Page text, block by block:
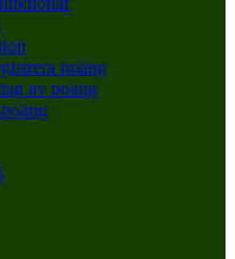
poäng
av poäng